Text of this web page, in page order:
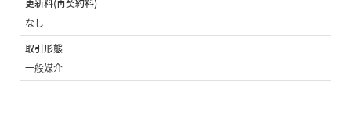
更新料(再契約料)
なし
取引形態
一般媒介